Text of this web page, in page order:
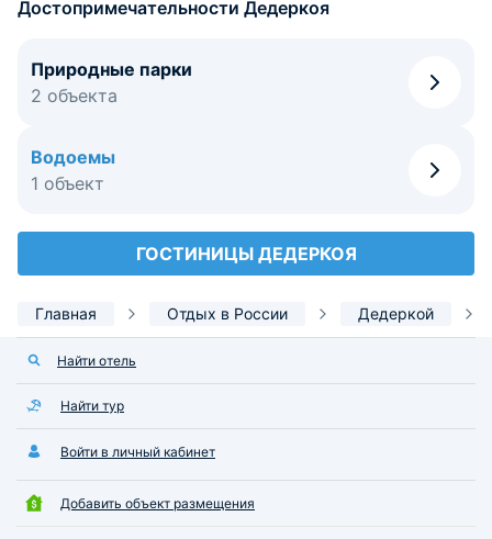
Достопримечательности Дедеркоя
Природные парки
2 объекта
Водоемы
1 объект
ГОСТИНИЦЫ ДЕДЕРКОЯ
Главная Отдых в России Дедеркой
Найти отель
Найти тур
Войти в личный кабинет
Добавить объект размещения